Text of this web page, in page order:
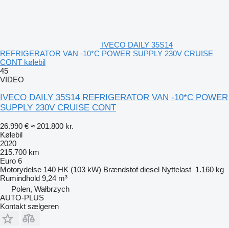
IVECO DAILY 35S14
REFRIGERATOR VAN -10*C POWER SUPPLY 230V CRUISE
CONT kølebil
45
VIDEO
IVECO DAILY 35S14 REFRIGERATOR VAN -10*C POWER
SUPPLY 230V CRUISE CONT
26.990 € ≈ 201.800 kr.
Kølebil
2020
215.700 km
Euro 6
Motorydelse 140 HK (103 kW) Brændstof diesel Nyttelast 1.160 kg
Rumindhold 9,24 m³
Polen, Wałbrzych
AUTO-PLUS
Kontakt sælgeren